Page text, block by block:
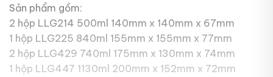
Sản phẩm gồm:
2 hộp LLG214 500ml 140mm x 140mm x 67mm
1 hộp LLG225 840ml 155mm x 155mm x 77mm
2 hộp LLG429 740ml 175mm x 130mm x 74mm
1 hộp LLG447 1130ml 200mm x 152mm x 72mm